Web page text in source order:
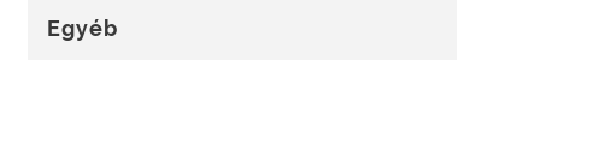
Egyéb